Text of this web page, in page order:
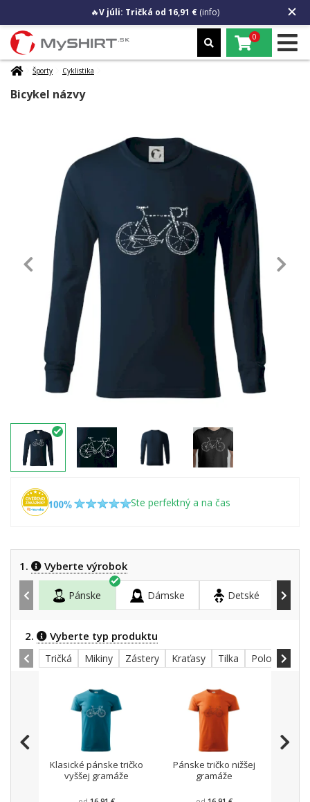
🔥V júli: Tričká od 16,91 € (info)
0
Športy Cyklistika
Bicykel názvy
Ste perfektný a na čas
1. Vyberte výrobok
Pánske Dámske Detské
2. Vyberte typ produktu
Tričká Mikiny Zástery Kraťasy Tilka Polokošele
Klasické pánske tričko
vyššej gramáže
Pánske tričko nižšej
gramáže